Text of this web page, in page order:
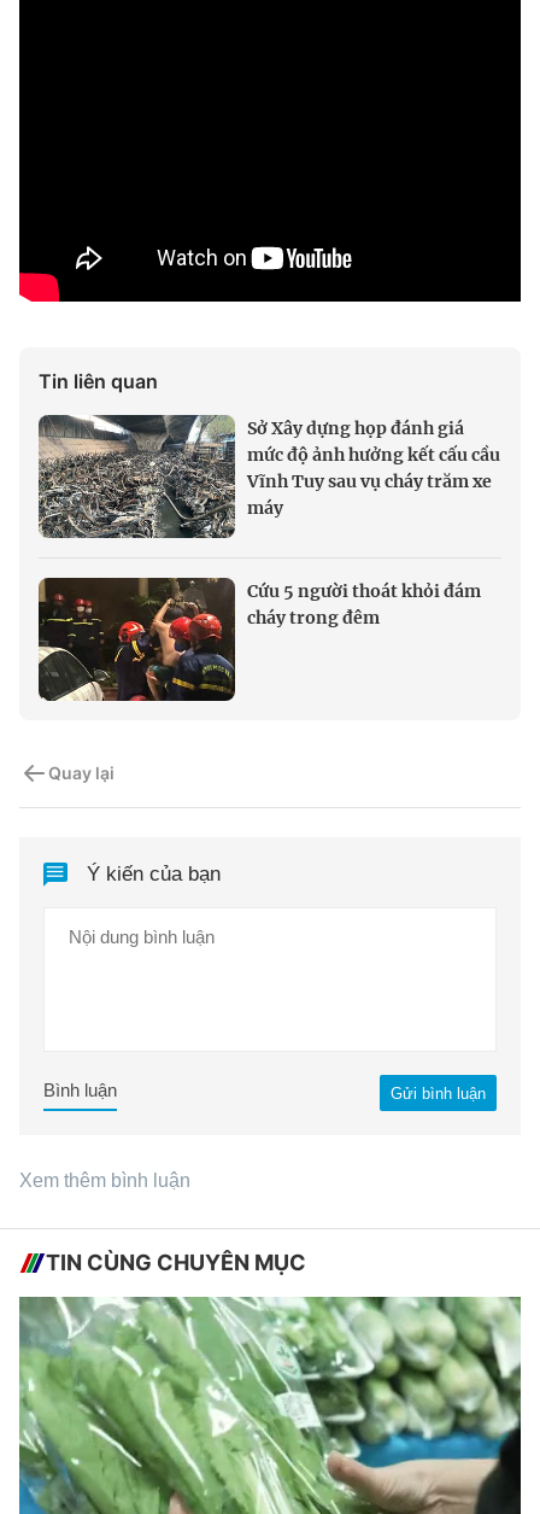
Tin liên quan
Sở Xây dựng họp đánh giá
mức độ ảnh hưởng kết cấu cầu
Vĩnh Tuy sau vụ cháy trăm xe
máy
Cứu 5 người thoát khỏi đám
cháy trong đêm
Quay lại
Ý kiến của bạn
Gửi bình luận
Bình luận
Xem thêm bình luận
TIN CÙNG CHUYÊN MỤC